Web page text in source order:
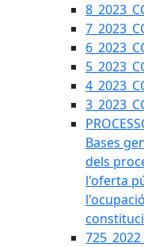
Bases
dels
l'oferta